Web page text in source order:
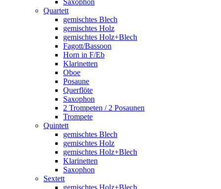
Saxophon
Quartett
gemischtes Blech
gemischtes Holz
gemischtes Holz+Blech
Fagott/Bassoon
Horn in F/Eb
Klarinetten
Oboe
Posaune
Querflöte
Saxophon
2 Trompeten / 2 Posaunen
Trompete
Quintett
gemischtes Blech
gemischtes Holz
gemischtes Holz+Blech
Klarinetten
Saxophon
Sextett
gemischtes Holz+Blech